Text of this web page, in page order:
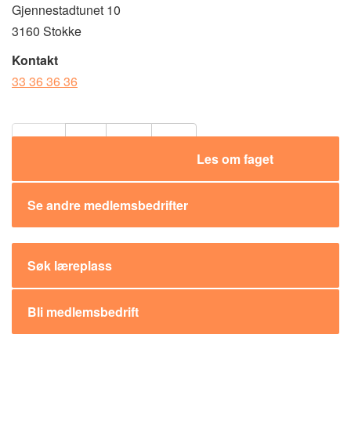
Gjennestadtunet 10
3160 Stokke
Kontakt
33 36 36 36
Les om faget
Se andre medlemsbedrifter
Søk læreplass
Bli medlemsbedrift